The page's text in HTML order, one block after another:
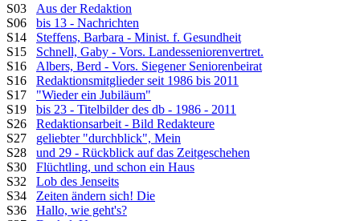
S03 Aus der Redaktion
S06 bis 13 - Nachrichten
S14 Steffens, Barbara - Minist. f. Gesundheit
S15 Schnell, Gaby - Vors. Landesseniorenvertret.
S16 Albers, Berd - Vors. Siegener Seniorenbeirat
S16 Redaktionsmitglieder seit 1986 bis 2011
S17 "Wieder ein Jubiläum"
S19 bis 23 - Titelbilder des db - 1986 - 2011
S26 Redaktionsarbeit - Bild Redakteure
S27 geliebter "durchblick", Mein
S28 und 29 - Rückblick auf das Zeitgeschehen
S30 Flüchtling, und schon ein Haus
S32 Lob des Jenseits
S34 Zeiten ändern sich! Die
S36 Hallo, wie geht's?